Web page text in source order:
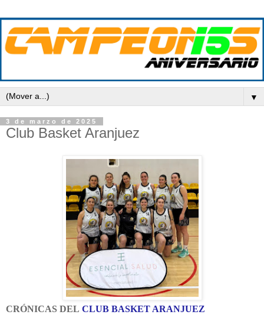
▼
3 de marzo de 2025
Club Basket Aranjuez
CRÓNICAS DEL CLUB BASKET ARANJUEZ